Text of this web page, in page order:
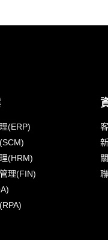
(ERP)
(HRM)
理(FIN)